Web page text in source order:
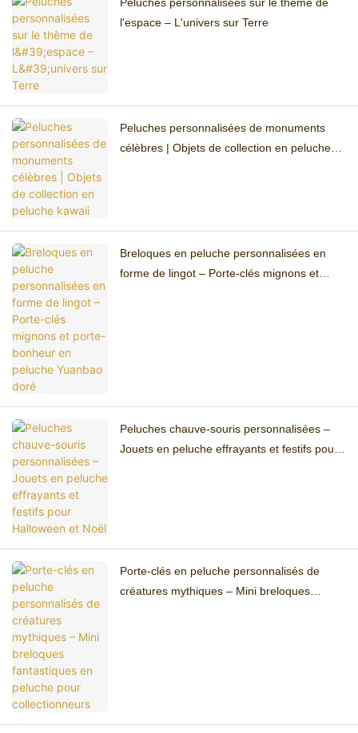
l'espace – L'univers sur Terre
Peluches personnalisées de monuments
célèbres | Objets de collection en peluche
Breloques en peluche personnalisées en
forme de lingot – Porte-clés mignons et
Peluches chauve-souris personnalisées –
Jouets en peluche effrayants et festifs pour
Porte-clés en peluche personnalisés de
créatures mythiques – Mini breloques